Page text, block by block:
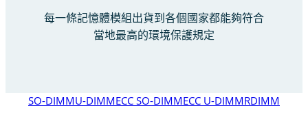
每一條記憶體模組出貨到各個國家都能夠符合
當地最高的環境保護規定
SO-DIMMU-DIMMECC SO-DIMMECC U-DIMMRDIMM